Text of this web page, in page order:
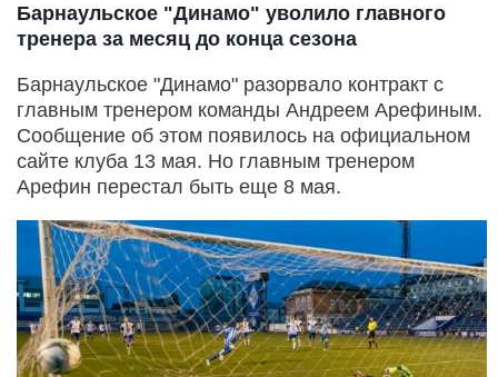
Барнаульское "Динамо" уволило главного
тренера за месяц до конца сезона
Барнаульское "Динамо" разорвало контракт с
главным тренером команды Андреем Арефиным.
Сообщение об этом появилось на официальном
сайте клуба 13 мая. Но главным тренером
Арефин перестал быть еще 8 мая.